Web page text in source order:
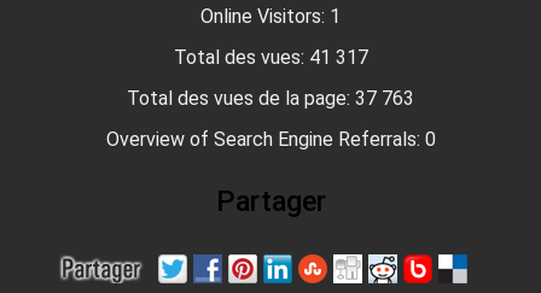
Online Visitors: 1
Total des vues: 41 317
Total des vues de la page: 37 763
Overview of Search Engine Referrals: 0
Partager